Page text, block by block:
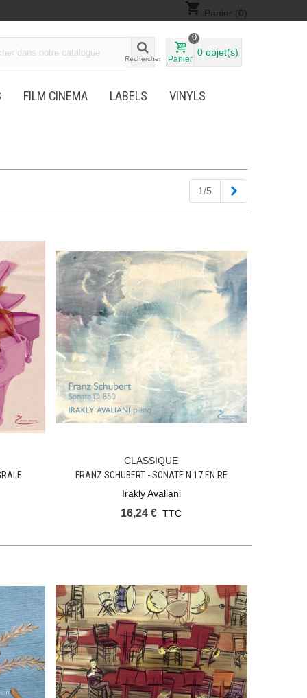
shopping_cart Panier (0)
Rechercher Panier
0
0 objet(s)
FILM CINEMA LABELS
VINYLS
1/5
Ajouter Au Panier
CLASSIQUE
FRANZ SCHUBERT - SONATE N 17 EN RE
MAJEUR, OP. 53 D.850
Irakly Avaliani
16,24 € TTC